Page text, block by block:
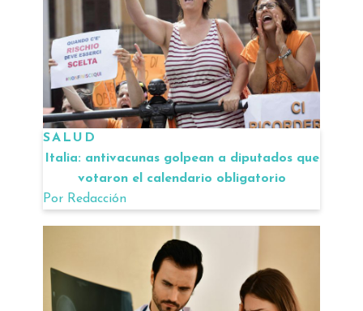
SALUD
Italia: antivacunas golpean a diputados que
votaron el calendario obligatorio
Por Redacción